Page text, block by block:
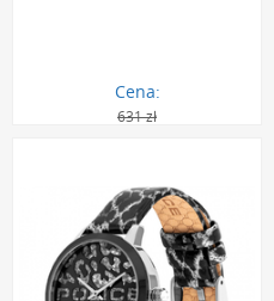
Cena:
631 zł